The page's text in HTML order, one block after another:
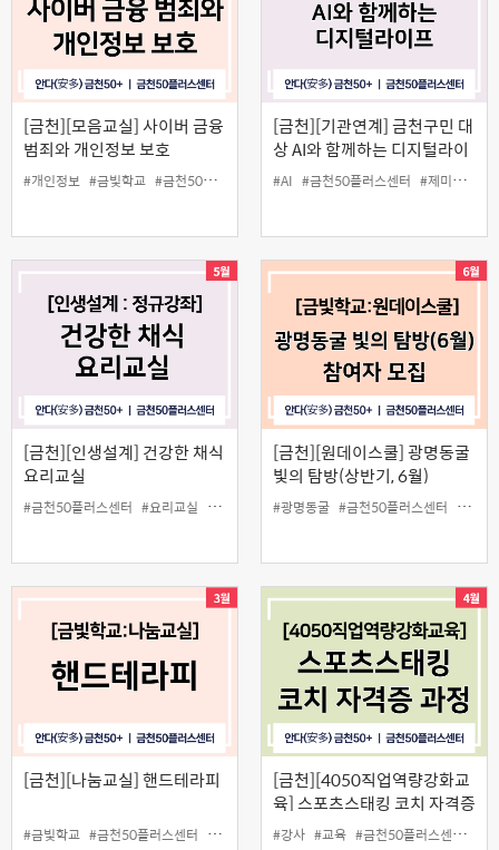
[금천][모음교실] 사이버 금융
범죄와 개인정보 보호
#개인정보 #금빛학교 #금천50플러스센터 #모음교실 #인생설계
[금천][기관연계] 금천구민 대
상 AI와 함께하는 디지털라이
프
#AI #금천50플러스센터 #제미나이
[금천][인생설계] 건강한 채식
요리교실
#금천50플러스센터 #요리교실 #중장년
[금천][원데이스쿨] 광명동굴
빛의 탐방(상반기, 6월)
#광명동굴 #금천50플러스센터 #원데
[금천][나눔교실] 핸드테라피
#금빛학교 #금천50플러스센터 #나눔교실 #무료 #핸드테라피
[금천][4050직업역량강화교
육] 스포츠스태킹 코치 자격증
과정
#강사 #교육 #금천50플러스센터